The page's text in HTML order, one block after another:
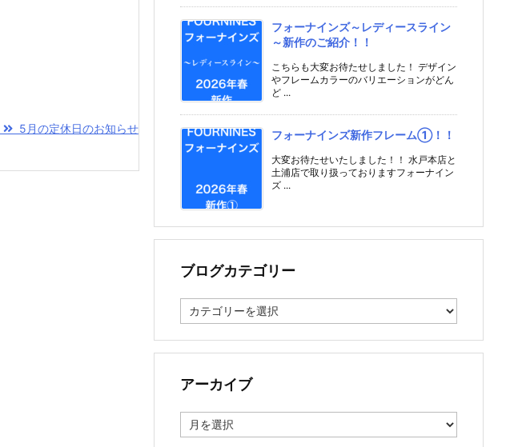
5月の定休日のお知らせ
フォーナインズ～レディースライン
～新作のご紹介！！
こちらも大変お待たせしました！ デザイン
やフレームカラーのバリエーションがどん
ど ...
フォーナインズ新作フレーム①！！
大変お待たせいたしました！！ 水戸本店と
土浦店で取り扱っておりますフォーナイン
ズ ...
ブログカテゴリー
ロ
カ
ゴ
ー
アーカイブ
ー